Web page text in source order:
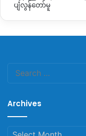
ပျံလွန်တော်မူ
Archives
Archives